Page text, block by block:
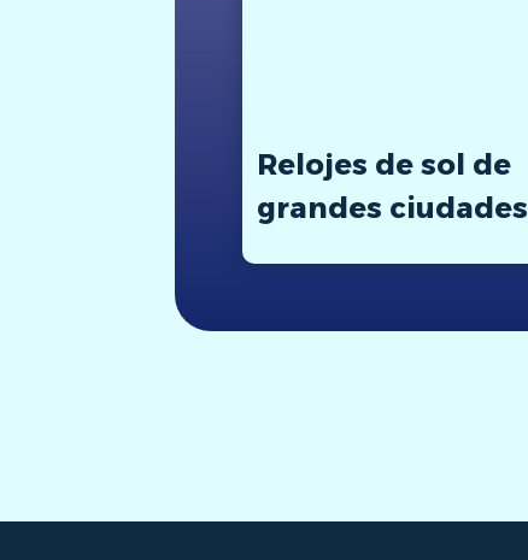
Relojes de sol de
grandes ciudades